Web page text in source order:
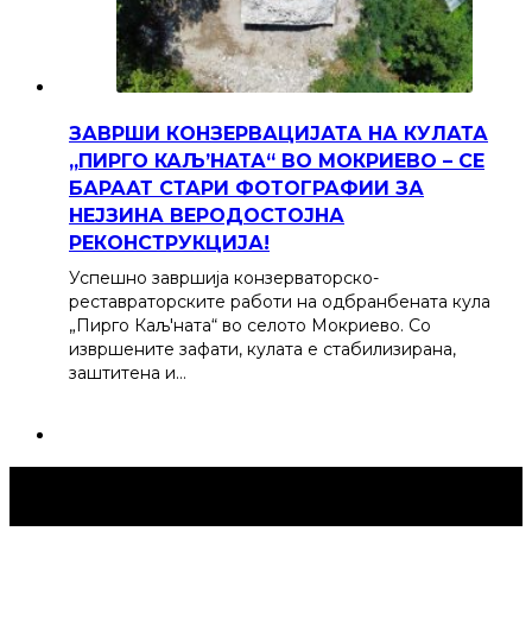
ЗАВРШИ КОНЗЕРВАЦИЈАТА НА КУЛАТА
„ПИРГО КАЉ’НАТА“ ВО МОКРИЕВО – СЕ
БАРААТ СТАРИ ФОТОГРАФИИ ЗА
НЕЈЗИНА ВЕРОДОСТОЈНА
РЕКОНСТРУКЦИЈА!
Успешно завршија конзерваторско-
реставраторските работи на одбранбената кула
„Пирго Каљ'ната“ во селото Мокриево. Со
извршените зафати, кулата е стабилизирана,
заштитена и…